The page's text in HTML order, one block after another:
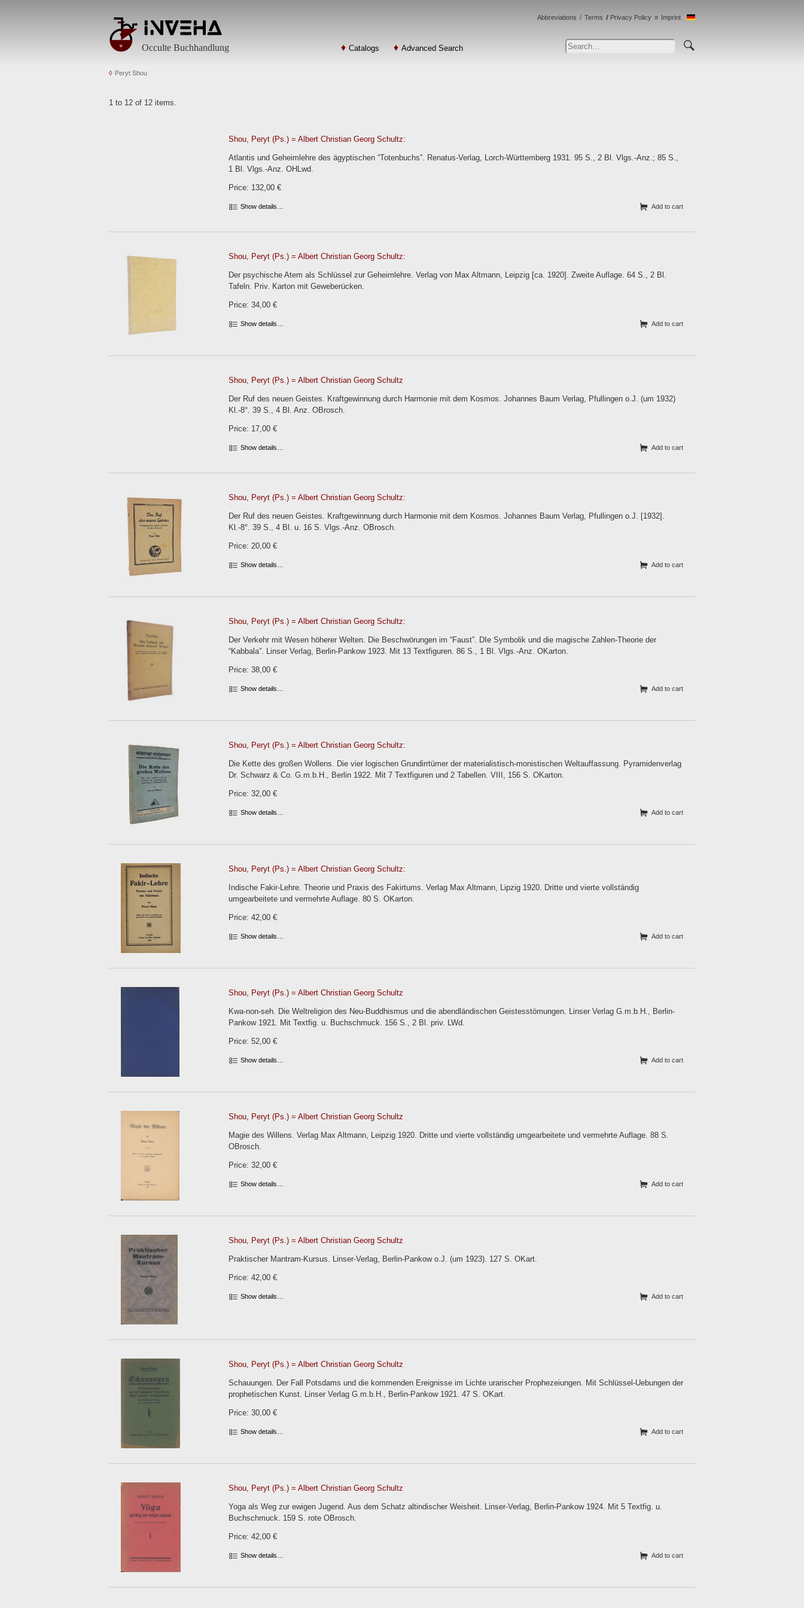
Occulte Buchhandlung Catalogs Advanced Search
Abbreviations Terms Privacy Policy Imprint
Peryt Shou
1 to 12 of 12 items.
Shou, Peryt (Ps.) = Albert Christian Georg Schultz:
Atlantis und Geheimlehre des ägyptischen “Totenbuchs”. Renatus-Verlag, Lorch-Württemberg 1931. 95 S., 2 Bl. Vlgs.-Anz.; 85 S.,
1 Bl. Vlgs.-Anz. OHLwd.
Price: 132,00 €
Show details… Add to cart
Shou, Peryt (Ps.) = Albert Christian Georg Schultz:
Der psychische Atem als Schlüssel zur Geheimlehre. Verlag von Max Altmann, Leipzig [ca. 1920]. Zweite Auflage. 64 S., 2 Bl.
Tafeln. Priv. Karton mit Geweberücken.
Price: 34,00 €
Show details… Add to cart
Shou, Peryt (Ps.) = Albert Christian Georg Schultz
Der Ruf des neuen Geistes. Kraftgewinnung durch Harmonie mit dem Kosmos. Johannes Baum Verlag, Pfullingen o.J. (um 1932)
Kl.-8°. 39 S., 4 Bl. Anz. OBrosch.
Price: 17,00 €
Show details… Add to cart
Shou, Peryt (Ps.) = Albert Christian Georg Schultz:
Der Ruf des neuen Geistes. Kraftgewinnung durch Harmonie mit dem Kosmos. Johannes Baum Verlag, Pfullingen o.J. [1932].
Kl.-8°. 39 S., 4 Bl. u. 16 S. Vlgs.-Anz. OBrosch.
Price: 20,00 €
Show details… Add to cart
Shou, Peryt (Ps.) = Albert Christian Georg Schultz:
Der Verkehr mit Wesen höherer Welten. Die Beschwörungen im “Faust”. DIe Symbolik und die magische Zahlen-Theorie der
“Kabbala”. Linser Verlag, Berlin-Pankow 1923. Mit 13 Textfiguren. 86 S., 1 Bl. Vlgs.-Anz. OKarton.
Price: 38,00 €
Show details… Add to cart
Shou, Peryt (Ps.) = Albert Christian Georg Schultz:
Die Kette des großen Wollens. Die vier logischen Grundirrtümer der materialistisch-monistischen Weltauffassung. Pyramidenverlag
Dr. Schwarz & Co. G.m.b.H., Berlin 1922. Mit 7 Textfiguren und 2 Tabellen. VIII, 156 S. OKarton.
Price: 32,00 €
Show details… Add to cart
Shou, Peryt (Ps.) = Albert Christian Georg Schultz:
Indische Fakir-Lehre. Theorie und Praxis des Fakirtums. Verlag Max Altmann, Lipzig 1920. Dritte und vierte vollständig
umgearbeitete und vermehrte Auflage. 80 S. OKarton.
Price: 42,00 €
Show details… Add to cart
Shou, Peryt (Ps.) = Albert Christian Georg Schultz
Kwa-non-seh. Die Weltreligion des Neu-Buddhismus und die abendländischen Geistesstömungen. Linser Verlag G.m.b.H., Berlin-
Pankow 1921. Mit Textfig. u. Buchschmuck. 156 S., 2 Bl. priv. LWd.
Price: 52,00 €
Show details… Add to cart
Shou, Peryt (Ps.) = Albert Christian Georg Schultz
Magie des Willens. Verlag Max Altmann, Leipzig 1920. Dritte und vierte vollständig umgearbeitete und vermehrte Auflage. 88 S.
OBrosch.
Price: 32,00 €
Show details… Add to cart
Shou, Peryt (Ps.) = Albert Christian Georg Schultz
Praktischer Mantram-Kursus. Linser-Verlag, Berlin-Pankow o.J. (um 1923). 127 S. OKart.
Price: 42,00 €
Show details… Add to cart
Shou, Peryt (Ps.) = Albert Christian Georg Schultz
Schauungen. Der Fall Potsdams und die kommenden Ereignisse im Lichte urarischer Prophezeiungen. Mit Schlüssel-Uebungen der
prophetischen Kunst. Linser Verlag G.m.b.H., Berlin-Pankow 1921. 47 S. OKart.
Price: 30,00 €
Show details… Add to cart
Shou, Peryt (Ps.) = Albert Christian Georg Schultz
Yoga als Weg zur ewigen Jugend. Aus dem Schatz altindischer Weisheit. Linser-Verlag, Berlin-Pankow 1924. Mit 5 Textfig. u.
Buchschmuck. 159 S. rote OBrosch.
Price: 42,00 €
Show details… Add to cart